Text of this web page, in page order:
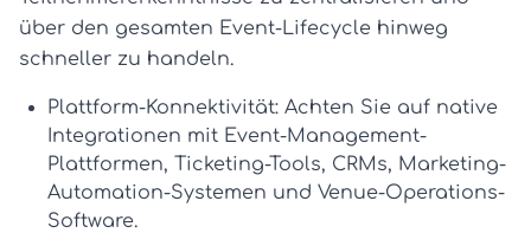
über den gesamten Event-Lifecycle hinweg
schneller zu handeln.
Plattform-Konnektivität: Achten Sie auf native
Integrationen mit Event-Management-
Plattformen, Ticketing-Tools, CRMs, Marketing-
Automation-Systemen und Venue-Operations-
Software.